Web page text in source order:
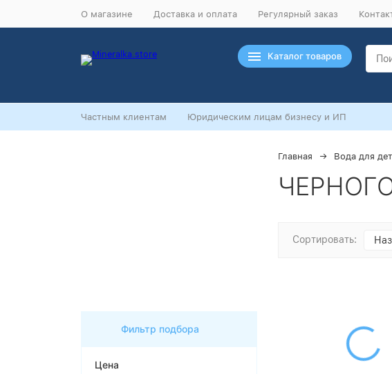
О магазине Доставка и оплата Регулярный заказ
Каталог товаров
Частным клиентам Юридическим лицам бизнесу и ИП
Главная Вода для
Сортировать:
Фильтр подбора
Цена